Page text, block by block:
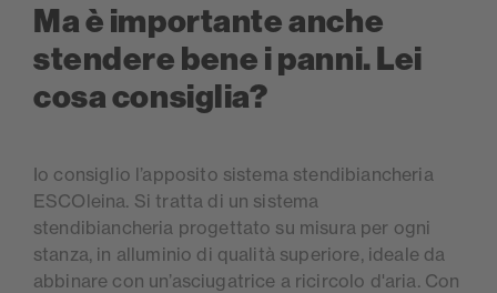
Ma è importante anche
stendere bene i panni. Lei
cosa consiglia?
Io consiglio l’apposito sistema stendibiancheria
ESCOleina. Si tratta di un sistema
stendibiancheria progettato su misura per ogni
stanza, in alluminio di qualità superiore, ideale da
abbinare con un’asciugatrice a ricircolo d'aria. Con